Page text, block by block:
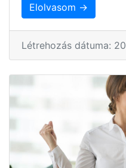
Elolvasom →
Létrehozás dátuma: